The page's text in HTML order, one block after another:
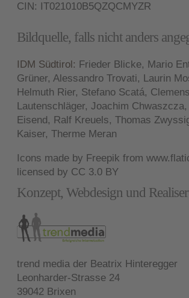
CIN: IT021010B5QZQCMYZR
Bildquelle, falls nicht anders
IDM Südtirol: Frieder Blicke, Mario
Grüner, Alessandro Trovati, Laurin
Helmuth Rier, Stefano Scatá,
Lautenschläger, Joachim
Eisend, Ralf Kreuels, Thomas
Kaiser, Therme Meran
Icons made by Freepik from
licensed by CC 3.0 BY
Konzept, Webdesign und
trend media der Beatrix Hinteregger
Leonharder-Strasse 24
39042 Brixen